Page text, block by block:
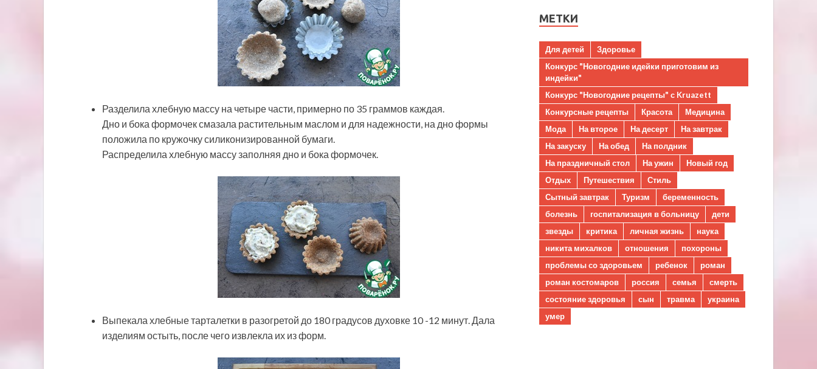
Разделила хлебную массу на четыре части, примерно по 35 граммов каждая.
Дно и бока формочек смазала растительным маслом и для надежности, на дно формы
положила по кружочку силиконизированной бумаги.
Распределила хлебную массу заполняя дно и бока формочек.
Выпекала хлебные тарталетки в разогретой до 180 градусов духовке 10 -12 минут. Дала
изделиям остыть, после чего извлекла их из форм.
МЕТКИ
Для детей
Здоровье
Конкурс "Новогодние идейки приготовим из
индейки"
Конкурс "Новогодние рецепты" с Kruazett
Конкурсные рецепты
Красота
Медицина
Мода
На второе На десерт
На завтрак
На закуску
На обед
На полдник
На праздничный стол
На ужин
Новый год
Отдых
Путешествия
Стиль
Сытный завтрак
Туризм
беременность
болезнь
госпитализация в больницу
дети
звезды
критика личная жизнь
наука
никита михалков
отношения
похороны
проблемы со здоровьем
ребенок
роман
роман костомаров
россия семья
смерть
состояние здоровья
сын травма
украина
умер